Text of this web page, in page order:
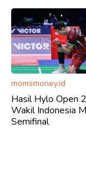
momsmoney.id
Hasil Hylo Open
Wakil Indonesia
Semifinal